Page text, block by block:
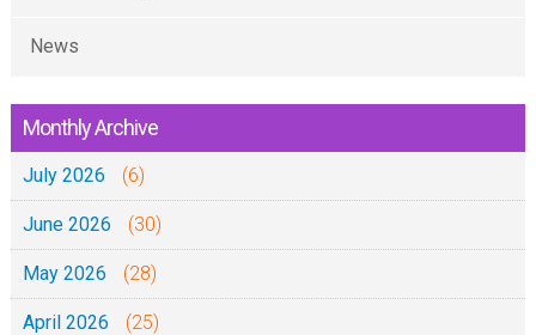
News
Monthly Archive
July 2026 (6)
June 2026 (30)
May 2026 (28)
April 2026 (25)